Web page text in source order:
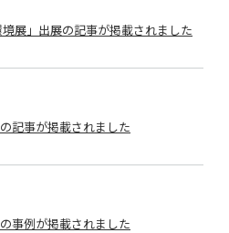
展」出展の記事が掲載されました
記事が掲載されました
事例が掲載されました